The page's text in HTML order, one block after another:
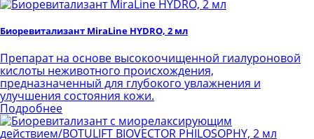
Биоревитализант MiraLine HYDRO, 2 мл
Препарат на основе высокоочищенной гиалуроновой
кислоты неживотного происхождения,
предназначенный для глубокого увлажнения и
улучшения состояния кожи.
Подробнее